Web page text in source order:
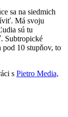
sa na siedmich
Má svoju
sú tu
Subtropické
pod 10 stupňov, to
s Pietro Media,